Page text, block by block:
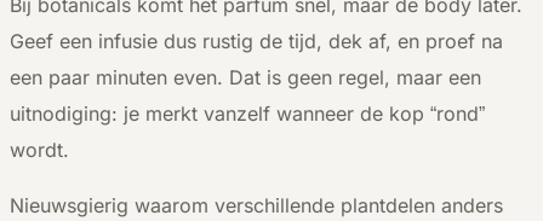
Geef een infusie dus rustig de tijd, dek af, en proef na
een paar minuten even. Dat is geen regel, maar een
uitnodiging: je merkt vanzelf wanneer de kop “rond”
wordt.
Nieuwsgierig waarom verschillende plantdelen anders